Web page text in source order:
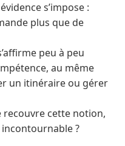
s’impose :
plus que de
peu à peu
au même
un itinéraire ou gérer
cette notion,
?